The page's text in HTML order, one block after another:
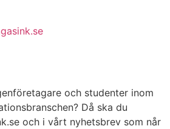
och studenter inom
Då ska du
och i vårt nyhetsbrev som når